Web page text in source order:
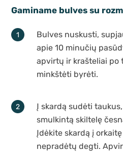
Gaminame bulves su
Bulves nuskusti,
apie 10 minučių
apvirtų ir krašteliai
minkštėti byrėti.
Į skardą sudėti
smulkintą skiltelę
Įdėkite skardą į
nepradėtų degti.